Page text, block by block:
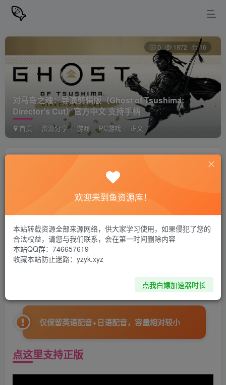
对马岛之魂：导演剪辑版（Ghost of Tsushima:
Director’s Cut）官方中文 支持手柄
首页 资源分享 游戏 PC游戏 正文
0 1872 16
私信
Tsushima: Director’s Cut）官方中文 支持手柄
资源下载
点击下载
仅保留英语配音+日语配音，容量相对较小
点这里支持正版
欢迎来到鱼资源库！
本站转载资源全部来源网络，供大家学习使用，如果侵犯了您的
合法权益，请您与我们联系，会在第一时间删除内容
本站QQ群：746657619
收藏本站防止迷路：yzyk.xyz
点我白嫖加速器时长